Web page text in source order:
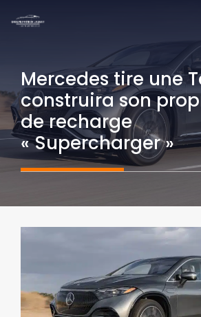
Mercedes tire une
construira son
de recharge
« Supercharger »